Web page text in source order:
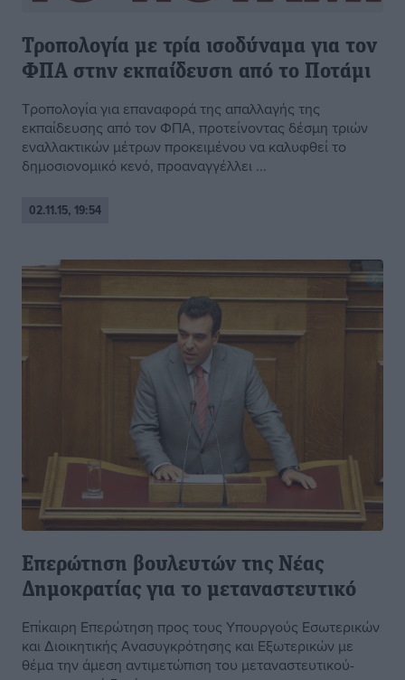
Τροπολογία με τρία ισοδύναμα για τον
ΦΠΑ στην εκπαίδευση από το Ποτάμι
Τροπολογία για επαναφορά της απαλλαγής της
εκπαίδευσης από τον ΦΠΑ, προτείνοντας δέσμη τριών
εναλλακτικών μέτρων προκειμένου να καλυφθεί το
δημοσιονομικό κενό, προαναγγέλλει ...
02.11.15, 19:54
Επερώτηση βουλευτών της Νέας
Δημοκρατίας για το μεταναστευτικό
Επίκαιρη Επερώτηση προς τους Υπουργούς Εσωτερικών
και Διοικητικής Ανασυγκρότησης και Εξωτερικών με
θέμα την άμεση αντιμετώπιση του μεταναστευτικού-